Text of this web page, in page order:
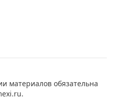
материалов обязательна